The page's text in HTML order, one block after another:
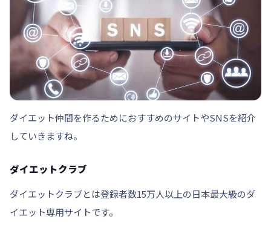
ダイエット仲間を作るためにおすすめのサイトやSNSを紹介
していきますね。
ダイエットクラブ
ダイエットクラブとは登録者数15万人以上の日本最大級のダ
イエット専用サイトです。